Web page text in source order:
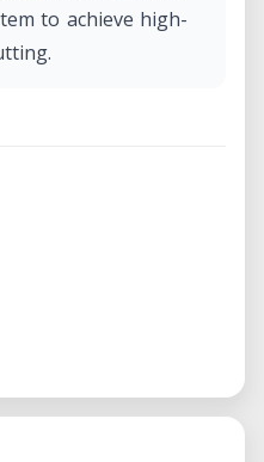
to achieve high-